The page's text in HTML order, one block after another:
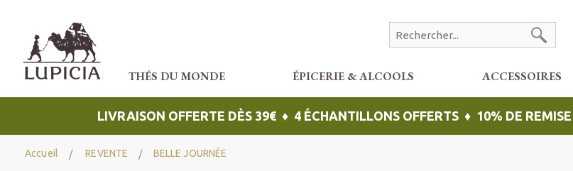
THÉS DU MONDE ÉPICERIE & ALCOOLS ACCESSOIRES
LIVRAISON OFFERTE DÈS 39€ ♦ 4 ÉCHANTILLONS OFFERTS ♦ 10% DE
Accueil REVENTE BELLE JOURNÉE